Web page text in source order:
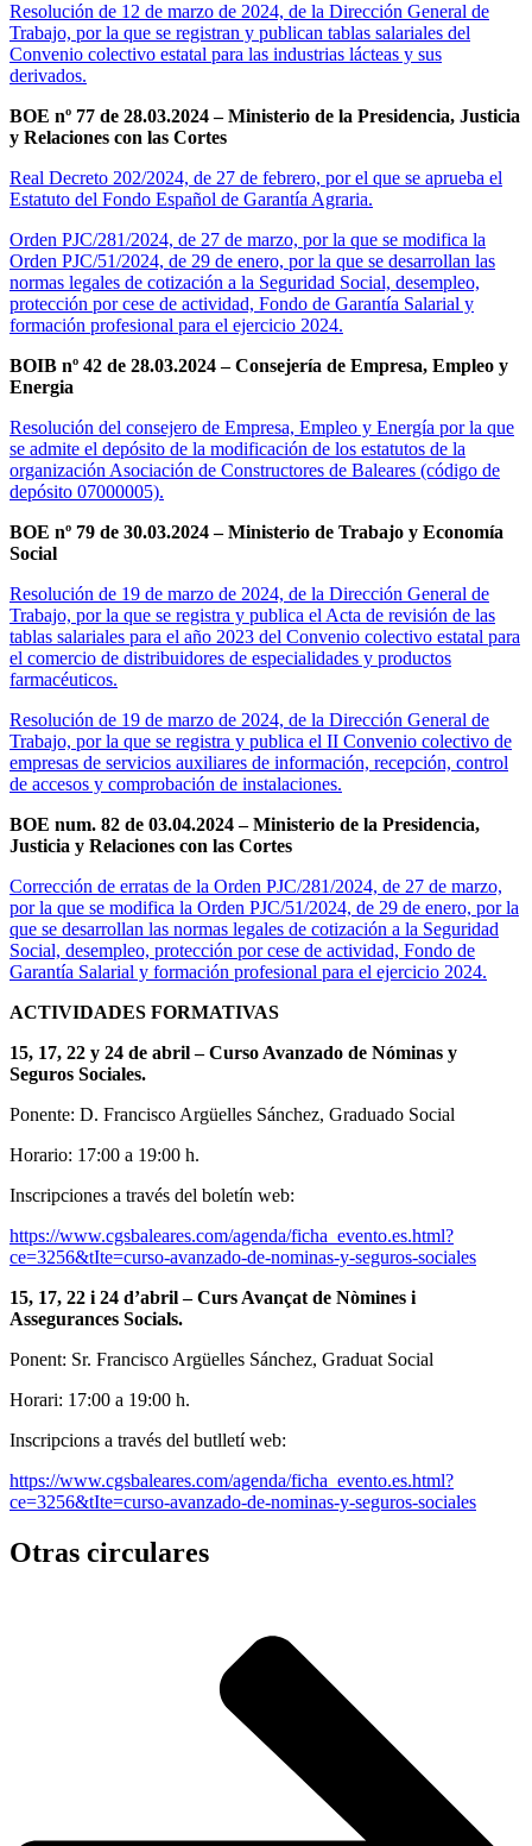
Resolución de 12 de marzo de 2024, de la Dirección General de
Trabajo, por la que se registran y publican tablas salariales del
Convenio colectivo estatal para las industrias lácteas y sus
derivados.
BOE nº 77 de 28.03.2024 – Ministerio de la Presidencia, Justicia
y Relaciones con las Cortes
Real Decreto 202/2024, de 27 de febrero, por el que se aprueba el
Estatuto del Fondo Español de Garantía Agraria.
Orden PJC/281/2024, de 27 de marzo, por la que se modifica la
Orden PJC/51/2024, de 29 de enero, por la que se desarrollan las
normas legales de cotización a la Seguridad Social, desempleo,
protección por cese de actividad, Fondo de Garantía Salarial y
formación profesional para el ejercicio 2024.
BOIB nº 42 de 28.03.2024 – Consejería de Empresa, Empleo y
Energia
Resolución del consejero de Empresa, Empleo y Energía por la que
se admite el depósito de la modificación de los estatutos de la
organización Asociación de Constructores de Baleares (código de
depósito 07000005).
BOE nº 79 de 30.03.2024 – Ministerio de Trabajo y Economía
Social
Resolución de 19 de marzo de 2024, de la Dirección General de
Trabajo, por la que se registra y publica el Acta de revisión de las
tablas salariales para el año 2023 del Convenio colectivo estatal para
el comercio de distribuidores de especialidades y productos
farmacéuticos.
Resolución de 19 de marzo de 2024, de la Dirección General de
Trabajo, por la que se registra y publica el II Convenio colectivo de
empresas de servicios auxiliares de información, recepción, control
de accesos y comprobación de instalaciones.
BOE num. 82 de 03.04.2024 – Ministerio de la Presidencia,
Justicia y Relaciones con las Cortes
Corrección de erratas de la Orden PJC/281/2024, de 27 de marzo,
por la que se modifica la Orden PJC/51/2024, de 29 de enero, por la
que se desarrollan las normas legales de cotización a la Seguridad
Social, desempleo, protección por cese de actividad, Fondo de
Garantía Salarial y formación profesional para el ejercicio 2024.
ACTIVIDADES FORMATIVAS
15, 17, 22 y 24 de abril – Curso Avanzado de Nóminas y
Seguros Sociales.
Ponente: D. Francisco Argüelles Sánchez, Graduado Social
Horario: 17:00 a 19:00 h.
Inscripciones a través del boletín web:
https://www.cgsbaleares.com/agenda/ficha_evento.es.html?
ce=3256&tIte=curso-avanzado-de-nominas-y-seguros-sociales
15, 17, 22 i 24 d’abril – Curs Avançat de Nòmines i
Assegurances Socials.
Ponent: Sr. Francisco Argüelles Sánchez, Graduat Social
Horari: 17:00 a 19:00 h.
Inscripcions a través del butlletí web:
https://www.cgsbaleares.com/agenda/ficha_evento.es.html?
ce=3256&tIte=curso-avanzado-de-nominas-y-seguros-sociales
Otras circulares